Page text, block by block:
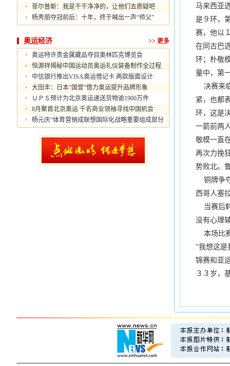
菲尔普斯：我是干干净净的，让他们去质疑吧
杨秀丽夺冠前后：十年，终于喊出一声“师父”
奥运经济 >> 更多
奥运特许贵金属藏品夺目奥林匹克博览会
恒源祥揭秘中国运动员奥运礼仪装备制作全过程
中信银行推出VISA奥运借记卡 两款版面设计
大田丰：日本“国誉”借力奥运提升品牌形象
ＵＰＳ预计为北京奥运递送货物逾1900万件
8月聚首北京奥运 千名商业领袖寻找中国机会
杨元庆“体育营销成联想国际化战略重要组成部分
马来西亚
是９环，
赛，他以
在同古巴
环；朴敬
量中，第
决赛来
紧，也都
环，这是
一箭前两
敬模一直
再次力挽
势败北。
铜牌争
西哥人塞
当赛后
没有心理
本场比
“我想这
锦赛和亚
３３岁，